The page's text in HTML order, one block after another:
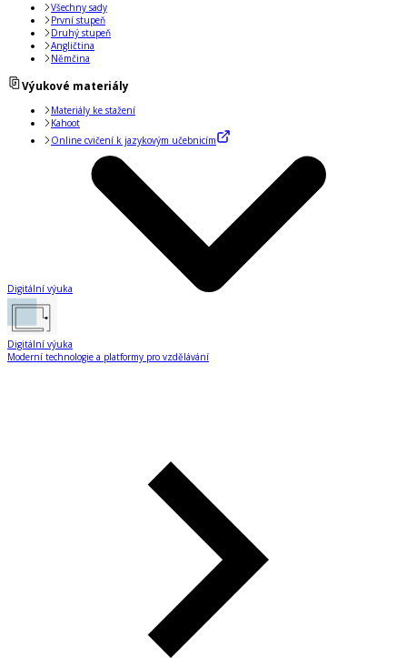
Všechny sady
První stupeň
Druhý stupeň
Angličtina
Němčina
Výukové materiály
Materiály ke stažení
Kahoot
Online cvičení k jazykovým učebnicím
Digitální výuka
Digitální výuka
Moderní technologie a platformy pro vzdělávání